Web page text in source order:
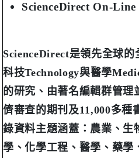
ScienceDirect On-
ScienceDirect是領先全球的
科技Technology與醫學
的研究、由著名編輯群管
儕審查的期刊及11,000多種
錄資料主題涵蓋：農業、生
學、化學工程、醫學、藥